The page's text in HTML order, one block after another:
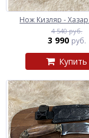
Нож Кизляр - Хазар
4 540 руб.
3 990 руб.
Купить